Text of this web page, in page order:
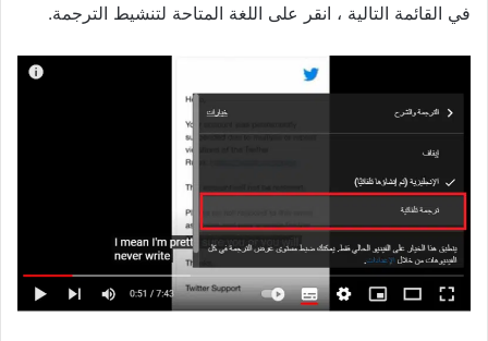
في القائمة التالية ، انقر على اللغة المتاحة لتنشيط الترجمة.